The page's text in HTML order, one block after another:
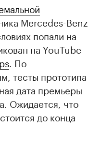
Mercedes-Benz
попали на
на YouTube-
. По
тесты прототипа
дата премьеры
Ожидается, что
до конца